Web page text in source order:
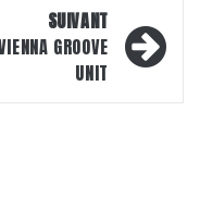
SUIVANT
GROOVE
UNIT